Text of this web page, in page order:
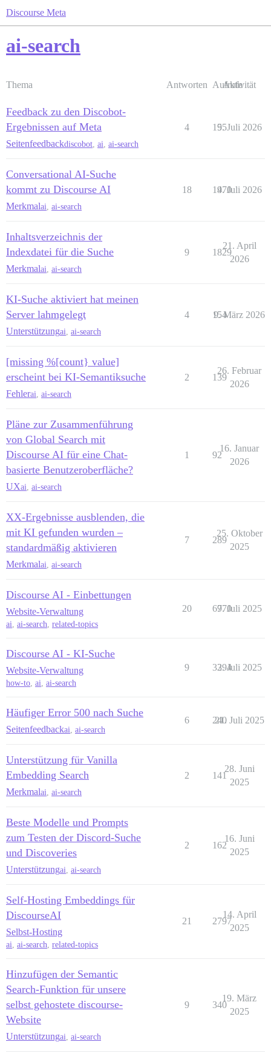
Discourse Meta
ai-search
Thema Antworten Aufrufe
Aktivität
Feedback zu den Discobot-
Ergebnissen auf Meta
Seitenfeedbackdiscobot ai ai-search
4 155
9. Juli 2026
Conversational AI-Suche
kommt zu Discourse AI
Merkmalai ai-search
18 1470
9. Juli 2026
Inhaltsverzeichnis der
Indexdatei für die Suche
Merkmalai ai-search
9 1829
21. April
2026
KI-Suche aktiviert hat meinen
Server lahmgelegt
Unterstützungai ai-search
4 154
9. März 2026
[missing %[count} value]
erscheint bei KI-Semantiksuche
Fehlerai ai-search
2 139
26. Februar
2026
Pläne zur Zusammenführung
von Global Search mit
Discourse AI für eine Chat-
basierte Benutzeroberfläche?
UXai ai-search
1 92
16. Januar
2026
XX-Ergebnisse ausblenden, die
mit KI gefunden wurden –
standardmäßig aktivieren
Merkmalai ai-search
7 289
25. Oktober
2025
Discourse AI - Einbettungen
Website-Verwaltung
ai, ai-search, related-topics
20 6970
7. Juli 2025
Discourse AI - KI-Suche
Website-Verwaltung
how-to, ai, ai-search
9 3394
2. Juli 2025
Häufiger Error 500 nach Suche
Seitenfeedbackai ai-search
6 240
21. Juli 2025
Unterstützung für Vanilla
Embedding Search
Merkmalai ai-search
2 141
28. Juni
2025
Beste Modelle und Prompts
zum Testen der Discord-Suche
und Discoveries
Unterstützungai ai-search
2 162
16. Juni
2025
Self-Hosting Embeddings für
DiscourseAI
Selbst-Hosting
ai, ai-search, related-topics
21 2797
14. April
2025
Hinzufügen der Semantic
Search-Funktion für unsere
selbst gehostete discourse-
Website
Unterstützungai ai-search
9 340
19. März
2025